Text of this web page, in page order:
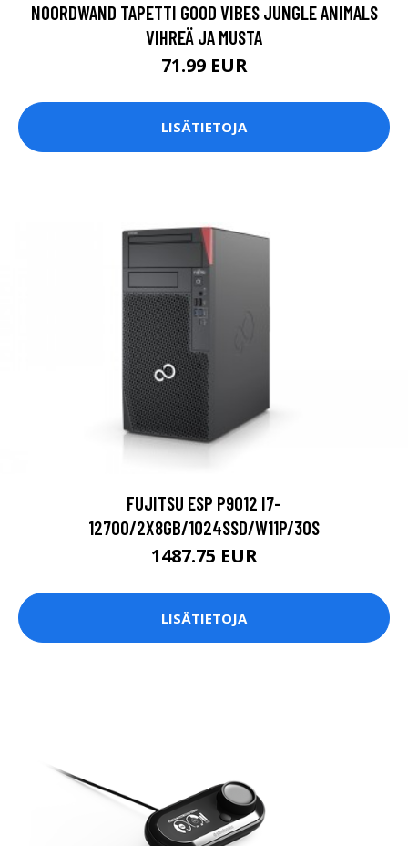
NOORDWAND TAPETTI GOOD VIBES JUNGLE ANIMALS
VIHREÄ JA MUSTA
71.99 EUR
LISÄTIETOJA
FUJITSU ESP P9012 I7-
12700/2X8GB/1024SSD/W11P/3OS
1487.75 EUR
LISÄTIETOJA